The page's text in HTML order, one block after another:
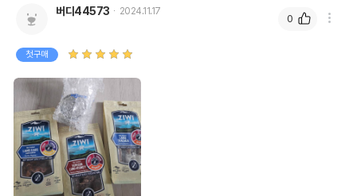
받았음을 확인할수 있는
경우 그에 대한 사항
상세페이지 참조
제조국 또는 원산지
제조자,수입품의 경우
수입자를 함께 표기
AS책임자와 전화번호
또는 소비자상담 관련
전화번호
버디44573 2024.11.17
첫구매
0